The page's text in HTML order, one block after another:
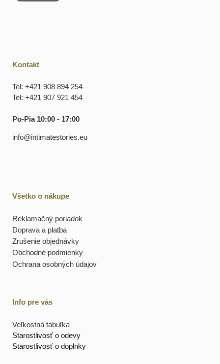
Kontakt
Tel: +421 908 894 254
Tel: +421 907 921 454
Po-Pia 10:00 - 17:00
info@intimatestories.eu
Všetko o nákupe
Reklamačný poriadok
Doprava a platba
Zrušenie objednávky
Obchodné podmienky
Ochrana osobných údajov
Info pre vás
Veľkostná tabuľka
Starostlivosť o odevy
Starostlivosť o doplnky